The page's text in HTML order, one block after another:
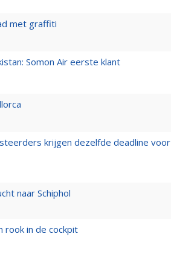
met graffiti
Somon Air eerste klant
krijgen dezelfde deadline voor
naar Schiphol
rook in de cockpit